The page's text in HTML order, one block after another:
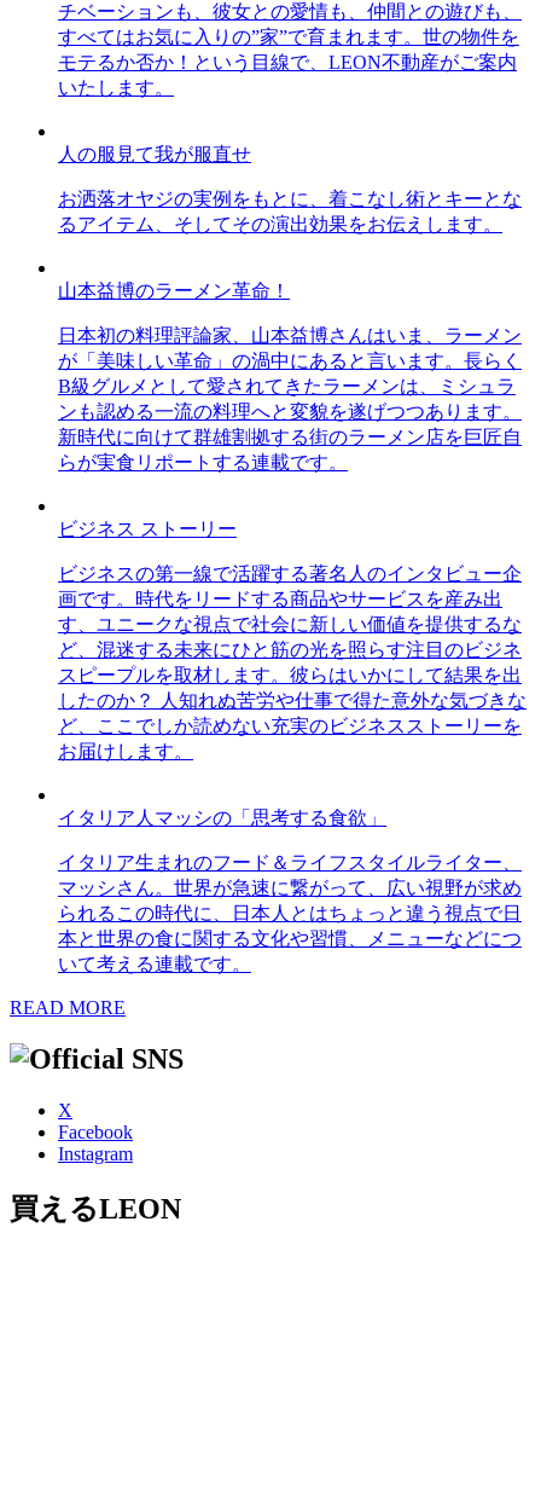
チベーションも、彼女との愛情も、仲間との遊びも、
すべてはお気に入りの”家”で育まれます。世の物件を
モテるか否か！という目線で、LEON不動産がご案内
いたします。
人の服見て我が服直せ
お洒落オヤジの実例をもとに、着こなし術とキーとな
るアイテム、そしてその演出効果をお伝えします。
山本益博のラーメン革命！
日本初の料理評論家、山本益博さんはいま、ラーメン
が「美味しい革命」の渦中にあると言います。長らく
B級グルメとして愛されてきたラーメンは、ミシュラ
ンも認める一流の料理へと変貌を遂げつつあります。
新時代に向けて群雄割拠する街のラーメン店を巨匠自
らが実食リポートする連載です。
ビジネス ストーリー
ビジネスの第一線で活躍する著名人のインタビュー企
画です。時代をリードする商品やサービスを産み出
す、ユニークな視点で社会に新しい価値を提供するな
ど、混迷する未来にひと筋の光を照らす注目のビジネ
スピープルを取材します。彼らはいかにして結果を出
したのか？ 人知れぬ苦労や仕事で得た意外な気づきな
ど、ここでしか読めない充実のビジネスストーリーを
お届けします。
イタリア人マッシの「思考する食欲」
イタリア生まれのフード＆ライフスタイルライター、
マッシさん。世界が急速に繋がって、広い視野が求め
られるこの時代に、日本人とはちょっと違う視点で日
本と世界の食に関する文化や習慣、メニューなどにつ
いて考える連載です。
READ MORE
X
Facebook
Instagram
買えるLEON